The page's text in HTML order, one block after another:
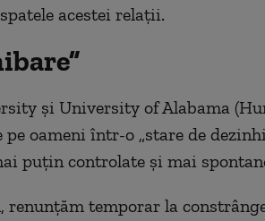
acestei relații.
și University of Alabama
oameni într-o „stare de
puțin controlate și mai
renunțăm temporar la